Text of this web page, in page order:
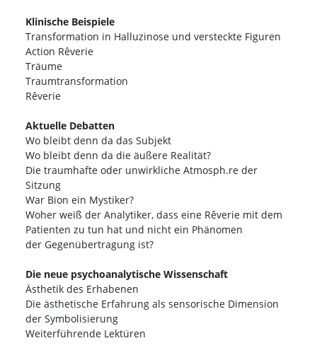
Klinische Beispiele
Transformation in Halluzinose und versteckte Figuren
Action Rêverie
Träume
Traumtransformation
Rêverie
Aktuelle Debatten
Wo bleibt denn da das Subjekt
Wo bleibt denn da die äußere Realität?
Die traumhafte oder unwirkliche Atmosph.re der
Sitzung
War Bion ein Mystiker?
Woher weiß der Analytiker, dass eine Rêverie mit dem
Patienten zu tun hat und nicht ein Phänomen
der Gegenübertragung ist?
Die neue psychoanalytische Wissenschaft
Ästhetik des Erhabenen
Die ästhetische Erfahrung als sensorische Dimension
der Symbolisierung
Weiterführende Lektüren